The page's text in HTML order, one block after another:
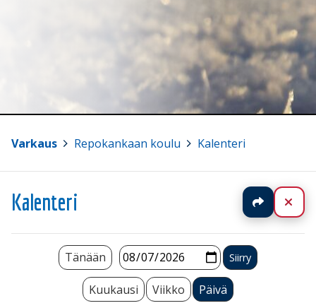
Varkaus Repokankaan koulu Kalenteri
Kalenteri Jaa
Kuukausi Viikko Päivä
Tänään